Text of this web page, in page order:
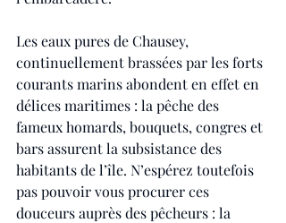
Les eaux pures de Chausey,
continuellement brassées par les forts
courants marins abondent en effet en
délices maritimes : la pêche des
fameux homards, bouquets, congres et
bars assurent la subsistance des
habitants de l’île. N’espérez toutefois
pas pouvoir vous procurer ces
douceurs auprès des pêcheurs : la